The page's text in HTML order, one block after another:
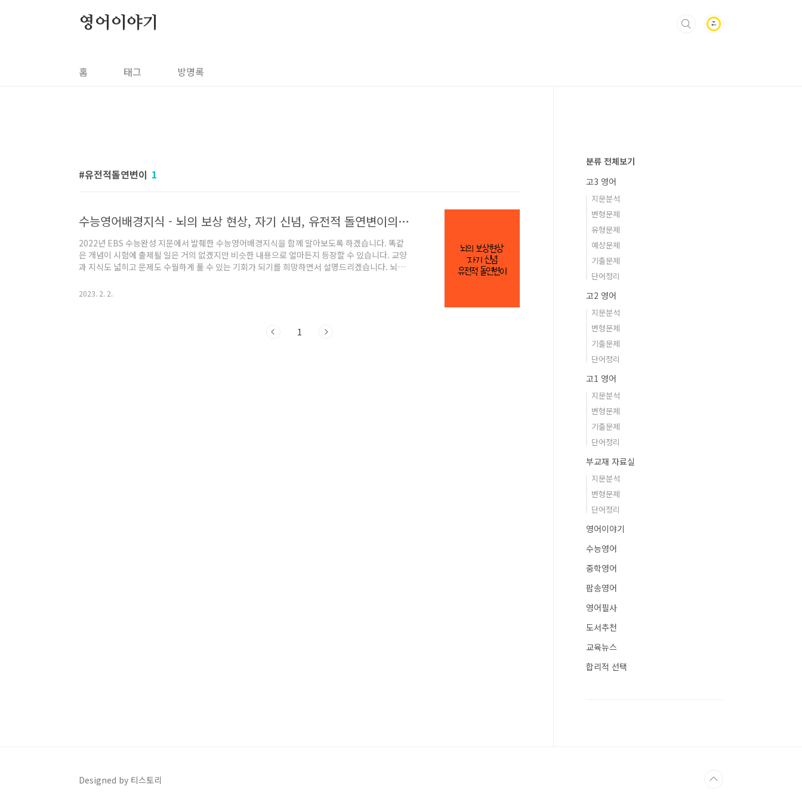
영어이야기
홈 태그 방명록
유전적돌연변이 1
수능영어배경지식 - 뇌의 보상 현상, 자기 신념, 유전적 돌연변이의 긍정적인 면
2022년 EBS 수능완성 지문에서 발췌한 수능영어배경지식을 함께 알아보도록 하겠습니다. 똑같
은 개념이 시험에 출제될 일은 거의 없겠지만 비슷한 내용으로 얼마든지 등장할 수 있습니다. 교양
과 지식도 넓히고 문제도 수월하게 풀 수 있는 기회가 되기를 희망하면서 설명드리겠습니다. 뇌의
미합니다. 예를 들어, 누군가 몸의 오른쪽 움직임을 담당하는 뇌 부분에 부상을 입었다고 가정해 보
2023. 2. 2.
1
분류 전체보기
고3 영어
지문분석
변형문제
유형문제
예상문제
기출문제
단어정리
고2 영어
지문분석
변형문제
기출문제
단어정리
고1 영어
지문분석
변형문제
기출문제
단어정리
부교재 자료실
지문분석
변형문제
단어정리
영어이야기
수능영어
중학영어
팝송영어
영어필사
도서추천
교육뉴스
합리적 선택
Designed by 티스토리